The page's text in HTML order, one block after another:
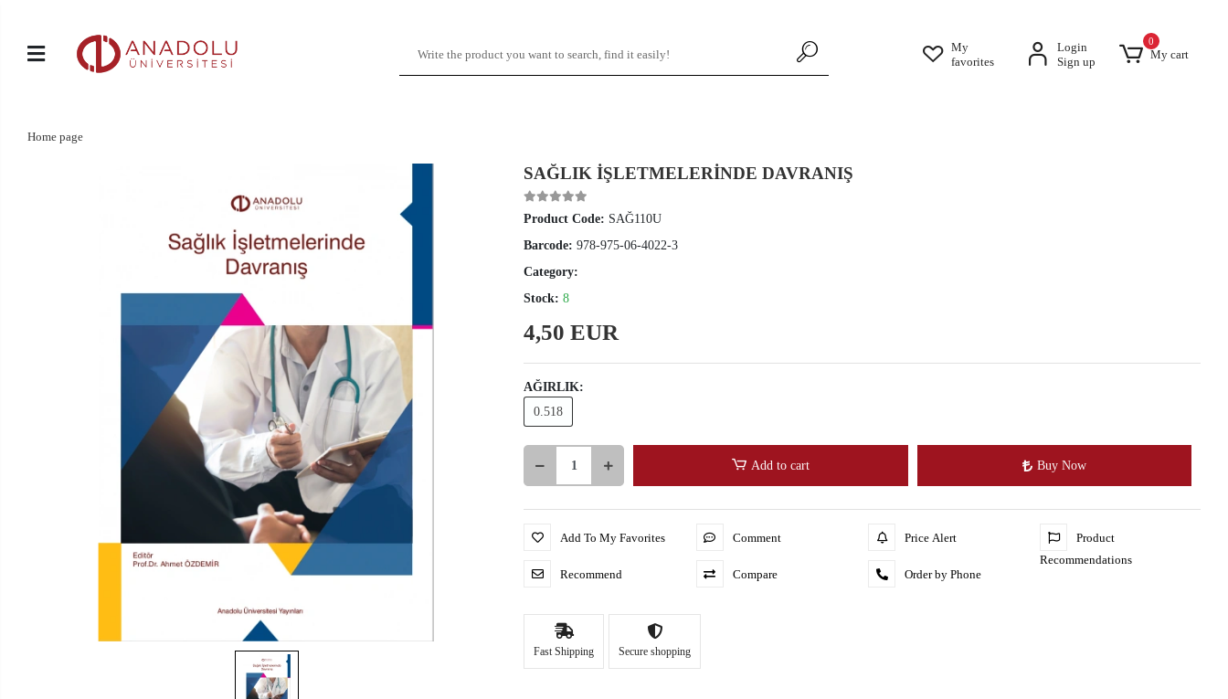
My
favorites
Login
Sign up
0
My cart
Home page
SAĞLIK İŞLETMELERİNDE DAVRANIŞ
Product Code: SAĞ110U
Barcode:978-975-06-4022-3
Category:
Stock:8
4,50 EUR
AĞIRLIK:
0.518
Add to cart Buy Now
Add To My Favorites
Recommend
Comment
Compare
Price Alert
Order by Phone
Product
Recommendations
Fast Shipping Secure shopping